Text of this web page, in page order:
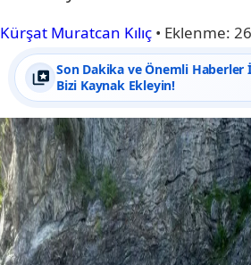
Kürşat Muratcan Kılıç • Eklenme:
Son Dakika ve Önemli Haberler
Bizi Kaynak Ekleyin!